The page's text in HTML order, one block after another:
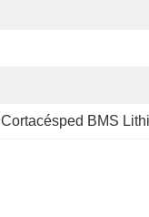
Cortacésped BMS